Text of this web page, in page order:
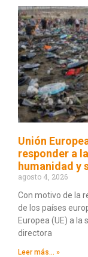
Unión
responder a
humanidad y
agosto 4, 2026
Con motivo de la
de los países
Europea (UE) a la
directora
Leer más... »